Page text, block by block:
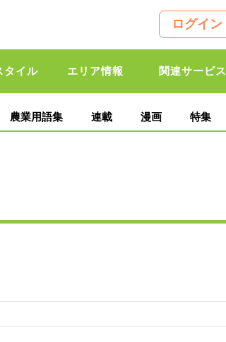
ログイン
タイル エリア情報 関連サービス
農業用語集 連載 漫画 特集